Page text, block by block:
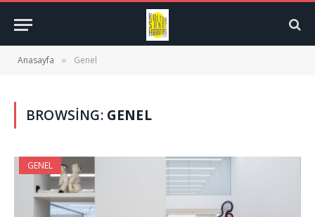
Anasayfa » Genel
BROWSING: GENEL
GENEL